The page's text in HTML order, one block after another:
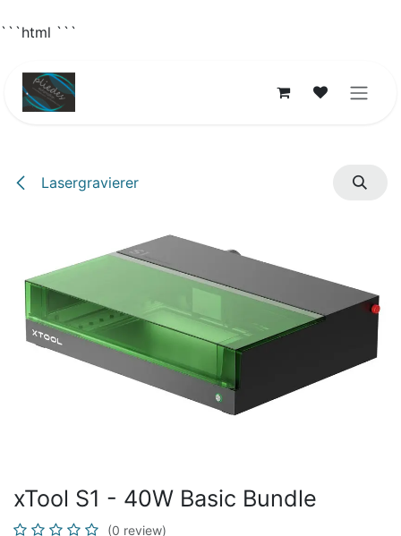
```html ```
Lasergravierer
xTool S1 - 40W Basic Bundle
(0 review)